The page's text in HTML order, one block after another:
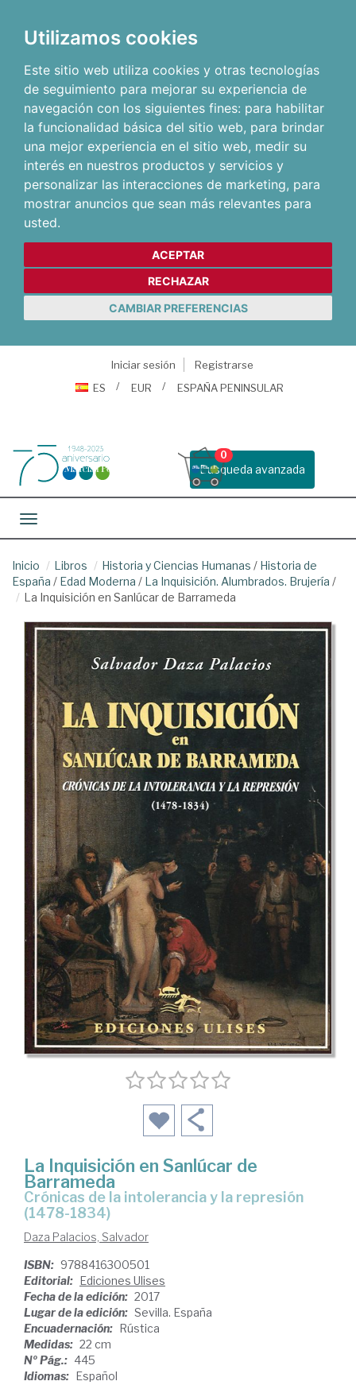
Utilizamos cookies
Este sitio web utiliza cookies y otras tecnologías
de seguimiento para mejorar su experiencia de
navegación con los siguientes fines: para habilitar
la funcionalidad básica del sitio web, para brindar
una mejor experiencia en el sitio web, medir su
interés en nuestros productos y servicios y
personalizar las interacciones de marketing, para
mostrar anuncios que sean más relevantes para
usted.
ACEPTAR
RECHAZAR
CAMBIAR PREFERENCIAS
Iniciar sesión
Registrarse
ES
EUR ESPAÑA PENINSULAR
Busqueda avanzada
0
Toggle navigation
Inicio Libros Historia y Ciencias Humanas / Historia de
España / Edad Moderna / La Inquisición. Alumbrados. Brujería /
La Inquisición en Sanlúcar de Barrameda
La Inquisición en Sanlúcar de
Barrameda
crónicas de la intolerancia y la represión
(1478-1834)
Daza Palacios, Salvador
ISBN: 9788416300501
Editorial: Ediciones Ulises
Fecha de la edición: 2017
Lugar de la edición: Sevilla. España
Encuadernación: Rústica
Medidas: 22 cm
Nº Pág.: 445
Idiomas: Español